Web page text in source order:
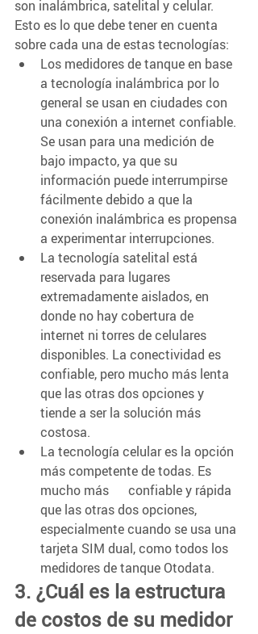
son inalámbrica, satelital y celular.
Esto es lo que debe tener en cuenta
sobre cada una de estas tecnologías:
Los medidores de tanque en base
a tecnología inalámbrica por lo
general se usan en ciudades con
una conexión a internet confiable.
Se usan para una medición de
bajo impacto, ya que su
información puede interrumpirse
fácilmente debido a que la
conexión inalámbrica es propensa
a experimentar interrupciones.
La tecnología satelital está
reservada para lugares
extremadamente aislados, en
donde no hay cobertura de
internet ni torres de celulares
disponibles. La conectividad es
confiable, pero mucho más lenta
que las otras dos opciones y
tiende a ser la solución más
costosa.
La tecnología celular es la opción
más competente de todas. Es
mucho más      confiable y rápida
que las otras dos opciones,
especialmente cuando se usa una
tarjeta SIM dual, como todos los
medidores de tanque Otodata.
3. ¿Cuál es la estructura
de costos de su medidor